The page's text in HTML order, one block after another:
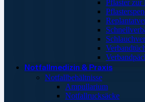
Pflaster zur
Notfallmedizin & Praxis
Notfallbehältnisse
Ampullarium
Notfallrucksäcke